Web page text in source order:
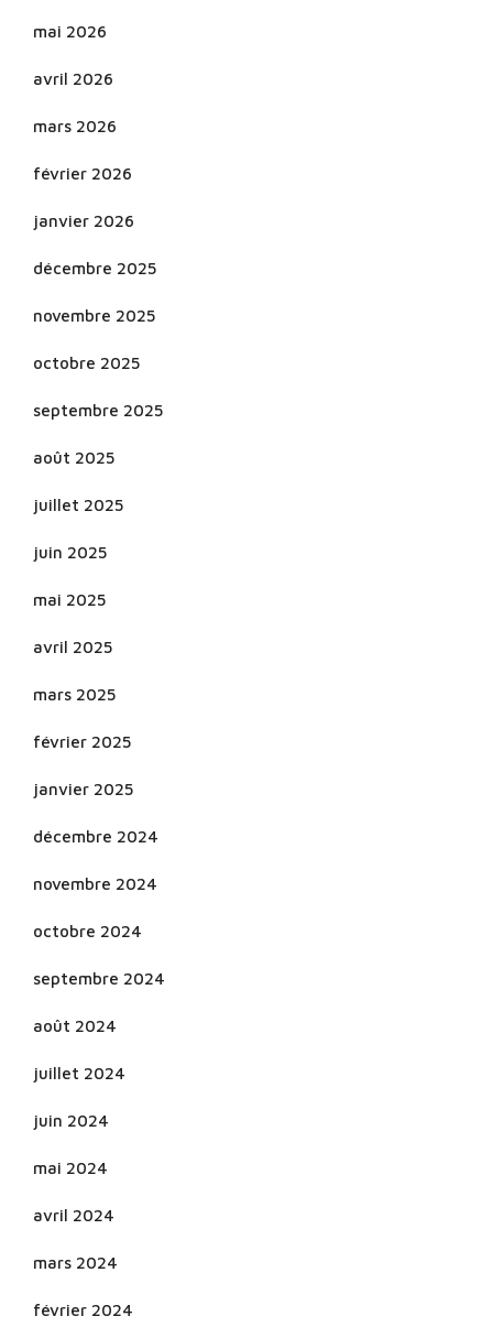
mai 2026
avril 2026
mars 2026
février 2026
janvier 2026
décembre 2025
novembre 2025
octobre 2025
septembre 2025
août 2025
juillet 2025
juin 2025
mai 2025
avril 2025
mars 2025
février 2025
janvier 2025
décembre 2024
novembre 2024
octobre 2024
septembre 2024
août 2024
juillet 2024
juin 2024
mai 2024
avril 2024
mars 2024
février 2024